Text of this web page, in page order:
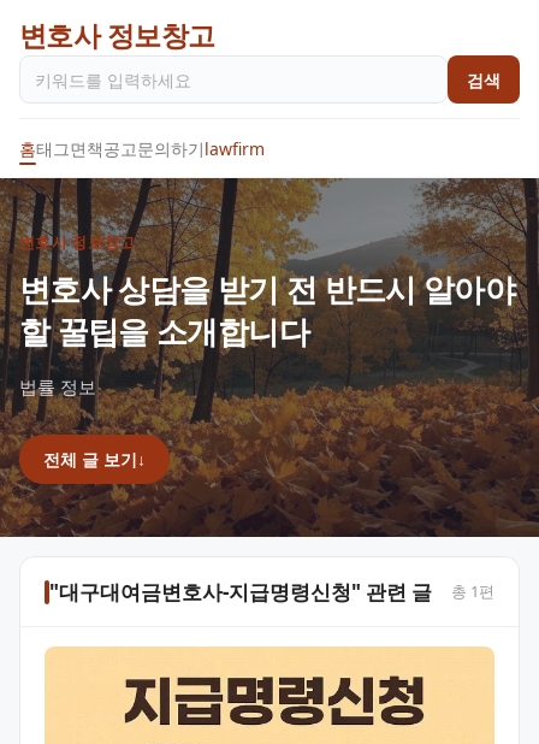
변호사 정보창고
검색
홈태그면책공고문의하기lawfirm
변호사 정보창고
변호사 상담을 받기 전 반드시 알아야
할 꿀팁을 소개합니다
법률 정보
전체 글 보기↓
"대구대여금변호사-지급명령신청" 관련 글 총 1편